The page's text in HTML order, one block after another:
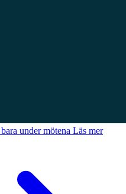
under mötena Läs mer